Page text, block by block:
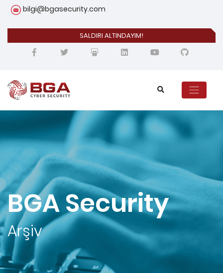
bilgi@bgasecurity.com
SALDIRI ALTINDAYIM!
BGA Security
Arşiv